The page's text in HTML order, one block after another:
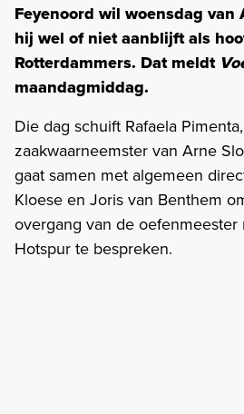
Feyenoord wil woensdag van
hij wel of niet aanblijft als
Rotterdammers. Dat meldt
maandagmiddag.
Die dag schuift Rafaela
zaakwaarneemster van Arne
gaat samen met algemeen
Kloese en Joris van Benthem
overgang van de oefenmeester
Hotspur te bespreken.